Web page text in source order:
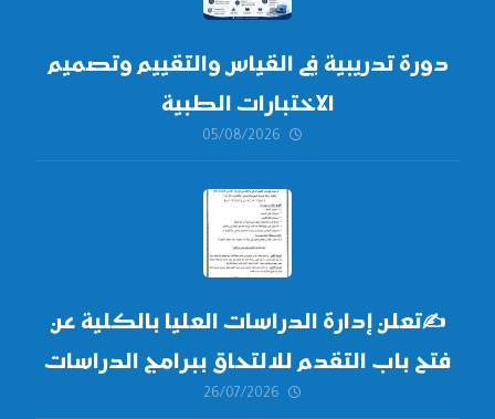
دورة تدريبية في القياس والتقييم وتصميم
الاختبارات الطبية
05/08/2026
✍تعلن إدارة الدراسات العليا بالكلية عن
فتح باب التقدم للالتحاق ببرامج الدراسات
العليا لدورة
26/07/2026